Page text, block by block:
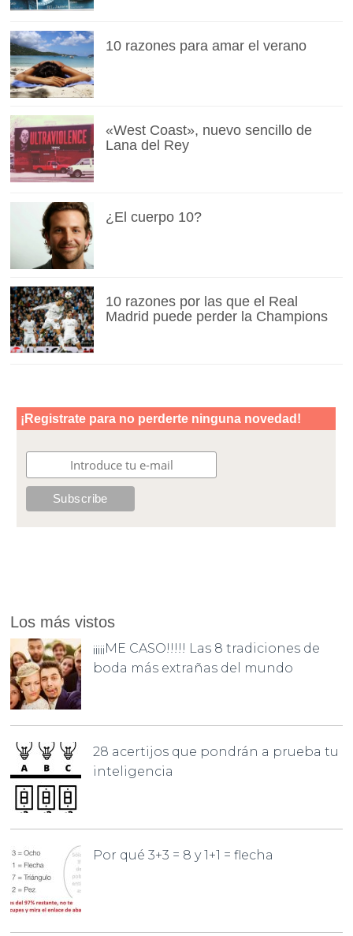
10 razones para amar el verano
«West Coast», nuevo sencillo de
Lana del Rey
¿El cuerpo 10?
10 razones por las que el Real
Madrid puede perder la Champions
Los más vistos
¡¡¡¡¡ME CASO!!!!! Las 8 tradiciones de
boda más extrañas del mundo
28 acertijos que pondrán a prueba tu
inteligencia
Por qué 3+3 = 8 y 1+1 = flecha